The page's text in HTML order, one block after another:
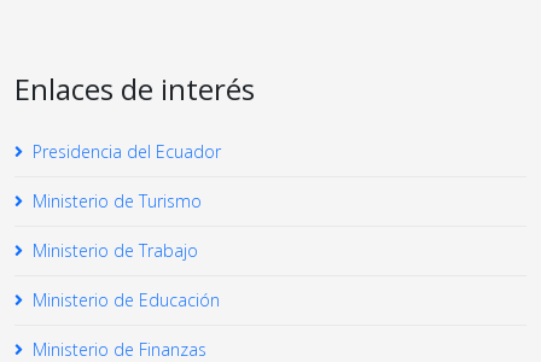
Enlaces de interés
Presidencia del Ecuador
Ministerio de Turismo
Ministerio de Trabajo
Ministerio de Educación
Ministerio de Finanzas